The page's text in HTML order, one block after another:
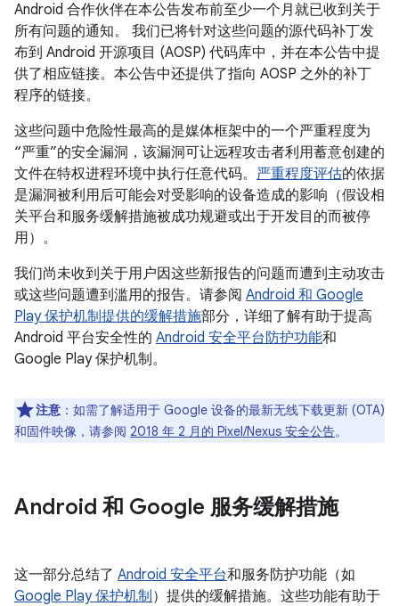
Android 合作伙伴在本公告发布前至少一个月就已收到关于
所有问题的通知。 我们已将针对这些问题的源代码补丁发
布到 Android 开源项目 (AOSP) 代码库中，并在本公告中提
供了相应链接。本公告中还提供了指向 AOSP 之外的补丁
程序的链接。
这些问题中危险性最高的是媒体框架中的一个严重程度为
“严重”的安全漏洞，该漏洞可让远程攻击者利用蓄意创建的
文件在特权进程环境中执行任意代码。 严重程度评估的依据
是漏洞被利用后可能会对受影响的设备造成的影响（假设相
关平台和服务缓解措施被成功规避或出于开发目的而被停
用）。
我们尚未收到关于用户因这些新报告的问题而遭到主动攻击
或这些问题遭到滥用的报告。请参阅 Android 和 Google
Play 保护机制提供的缓解措施部分，详细了解有助于提高
Android 平台安全性的 Android 安全平台防护功能和
Google Play 保护机制。
注意 ：如需了解适用于 Google 设备的最新无线下载更新 (OTA)
和固件映像，请参阅 2018 年 2 月的 Pixel/Nexus 安全公告。
Android 和 Google 服务缓解措施
这一部分总结了 Android 安全平台和服务防护功能（如
Google Play 保护机制 ）提供的缓解措施。这些功能有助于